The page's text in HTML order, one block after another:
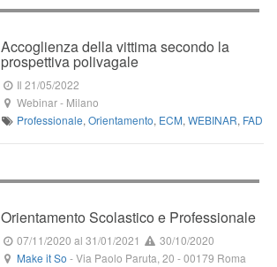
Accoglienza della vittima secondo la
prospettiva polivagale
Il 21/05/2022
Webinar- Milano
Professionale,Orientamento, ECM,WEBINAR, FAD
Orientamento Scolastico e Professionale
07/11/2020 al 31/01/2021
30/10/2020
Make it So -Via Paolo Paruta, 20 -00179 Roma